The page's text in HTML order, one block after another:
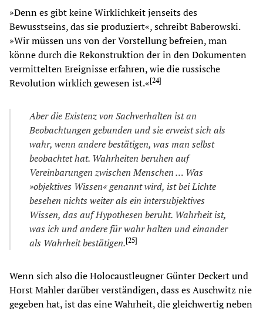
»Denn es gibt keine Wirklichkeit jenseits des
Bewusstseins, das sie produziert«, schreibt Baberowski.
»Wir müssen uns von der Vorstellung befreien, man
könne durch die Rekonstruktion der in den Dokumenten
vermittelten Ereignisse erfahren, wie die russische
Revolution wirklich gewesen ist.«[24]
Aber dieExistenz von Sachverhalten ist an
Beobachtungen gebunden und sieerweist sich als
wahr, wenn andere bestätigen, was man selbst
beobachtet hat. Wahrheiten beruhen auf
Vereinbarungen zwischen Menschen … Was
»objektives Wissen« genannt wird, ist bei Lichte
besehen nichts weiter als ein intersubjektives
Wissen, das auf Hypothesen beruht. Wahrheit ist,
was ich und andere für wahr halten und einander
als Wahrheit bestätigen.[25]
Wenn sich also die Holocaustleugner Günter Deckert und
Horst Mahler darüber verständigen, dass es Auschwitz nie
gegeben hat, ist das eine Wahrheit, die gleichwertig neben